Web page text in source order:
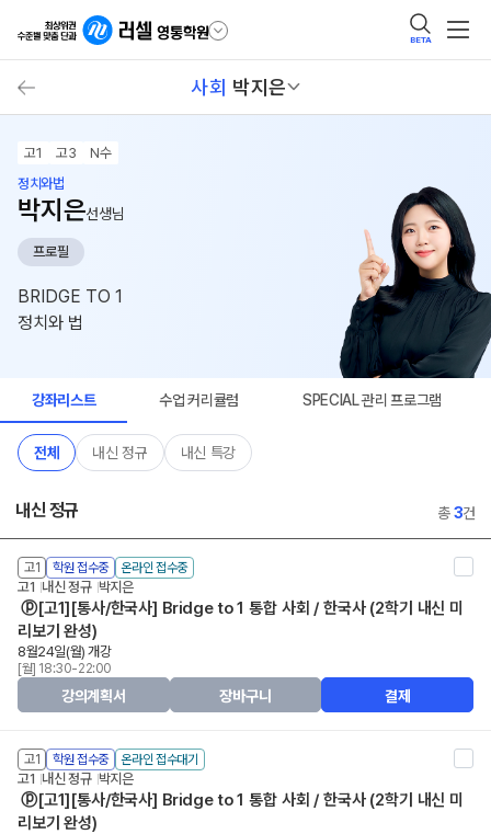
BETA
사회 박지은
고1 고3
N수
정치와법
박지은선생님
프로필
BRIDGE TO 1
정치와 법
강좌리스트 수업 커리큘럼 SPECIAL 관리 프로그램
전체 내신 정규 내신 특강
내신 정규 총3건
고1 학원 접수중 온라인 접수중
고1 내신 정규 박지은
ⓟ[고1][통사/한국사] Bridge to 1 통합 사회 / 한국사 (2학기 내신 미
리보기 완성)
8월24일(월) 개강
[월] 18:30-22:00
강의계획서 장바구니 결제
고1 학원 접수중 온라인 접수대기
고1 내신 정규 박지은
ⓟ[고1][통사/한국사] Bridge to 1 통합 사회 / 한국사 (2학기 내신 미
리보기 완성)